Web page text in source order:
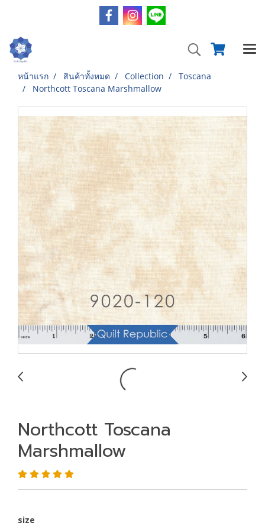
หน้าแรก สินค้าทั้งหมด Collection
Toscana
Northcott Toscana Marshmallow
Northcott Toscana
Marshmallow
size